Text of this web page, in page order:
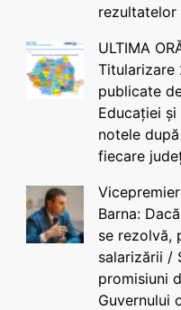
rezultatelor
ULTIMA
Titularizare
publicate
Educației
notele
fiecare
Barna:
se rezolvă,
salarizării /
promisiuni
Guvernului